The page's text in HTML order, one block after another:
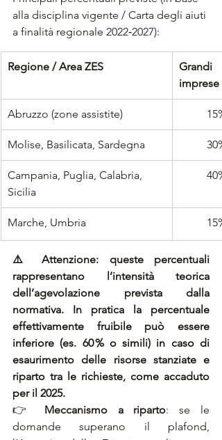
alla disciplina vigente / Carta degli aiuti
a finalità regionale 2022‑2027):
Regione / Area ZES
Grandi
imprese
Abruzzo (zone assistite) 15%
Molise, Basilicata, Sardegna 30%
Campania, Puglia, Calabria,
Sicilia
40%
Marche, Umbria 15%
⚠️ Attenzione: queste percentuali
rappresentano l’intensità teorica
dell’agevolazione prevista dalla
normativa. In pratica la percentuale
effettivamente fruibile può essere
inferiore (es. 60 % o simili) in caso di
esaurimento delle risorse stanziate e
riparto tra le richieste, come accaduto
per il 2025.
👉 Meccanismo a riparto: se le
domande superano il plafond,